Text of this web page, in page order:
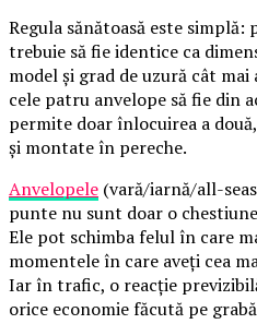
Regula sănătoasă este simplă:
trebuie să fie identice ca
model și grad de uzură cât
cele patru anvelope să fie din
permite doar înlocuirea a
și montate în pereche.
Anvelopele (vară/iarnă/all-
punte nu sunt doar o
Ele pot schimba felul în care
momentele în care aveți cea
Iar în trafic, o reacție
orice economie făcută pe